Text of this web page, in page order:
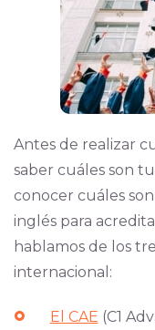
Antes de realizar
saber cuáles son
conocer cuáles
inglés para
hablamos de los
internacional:
El CAE (C1